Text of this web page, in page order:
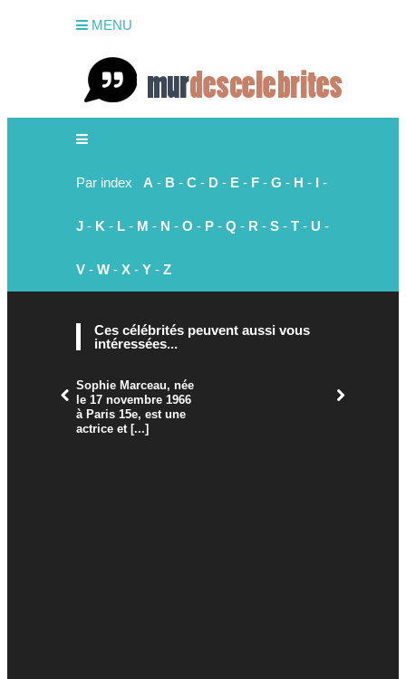
MENU
Par index A - B - C - D - E - F - G - H - I -
J - K - L - M - N - O - P - Q - R - S - T - U -
V - W - X - Y - Z
Ces célébrités peuvent aussi vous
intéressées...
Sophie Marceau, née
le 17 novembre 1966
à Paris 15e, est une
actrice et [...]